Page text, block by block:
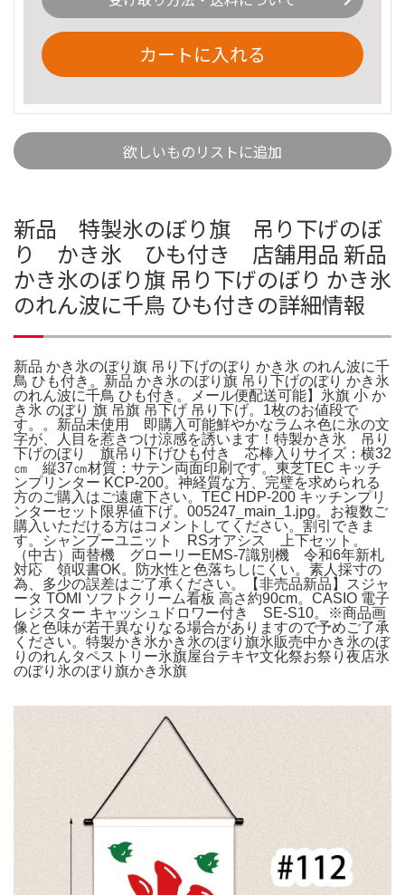
カートに入れる
欲しいものリストに追加
新品 特製氷のぼり旗 吊り下げのぼ
り かき氷 ひも付き 店舗用品 新品
かき氷のぼり旗 吊り下げのぼり かき氷
のれん波に千鳥 ひも付きの詳細情報
新品 かき氷のぼり旗 吊り下げのぼり かき氷 のれん波に千
鳥 ひも付き。新品 かき氷のぼり旗 吊り下げのぼり かき氷
のれん波に千鳥 ひも付き。メール便配送可能】氷旗 小 か
き氷 のぼり 旗 吊旗 吊下げ 吊り下げ。1枚のお値段で
す。。新品未使用 即購入可能鮮やかなラムネ色に氷の文
字が、人目を惹きつけ涼感を誘います！特製かき氷 吊り
下げのぼり 旗吊り下げひも付き 芯棒入りサイズ：横32
㎝ 縦37㎝材質：サテン両面印刷です。東芝TEC キッチ
ンプリンター KCP-200。神経質な方、完璧を求められる
方のご購入はご遠慮下さい。TEC HDP-200 キッチンプリ
ンターセット限界値下げ。005247_main_1.jpg。お複数ご
購入いただける方はコメントしてください。割引できま
す。シャンプーユニット RSオアシス 上下セット。
（中古）両替機 グローリーEMS-7識別機 令和6年新札
対応 領収書OK。防水性と色落ちしにくい。素人採寸の
為、多少の誤差はご了承ください。【非売品新品】スジャ
ータ TOMI ソフトクリーム看板 高さ約90cm。CASIO 電子
レジスター キャッシュドロワー付き SE-S10。※商品画
像と色味が若干異なりなる場合がありますので予めご了承
ください。特製かき氷かき氷のぼり旗氷販売中かき氷のぼ
りのれんタペストリー氷旗屋台テキヤ文化祭お祭り夜店氷
のぼり氷のぼり旗かき氷旗